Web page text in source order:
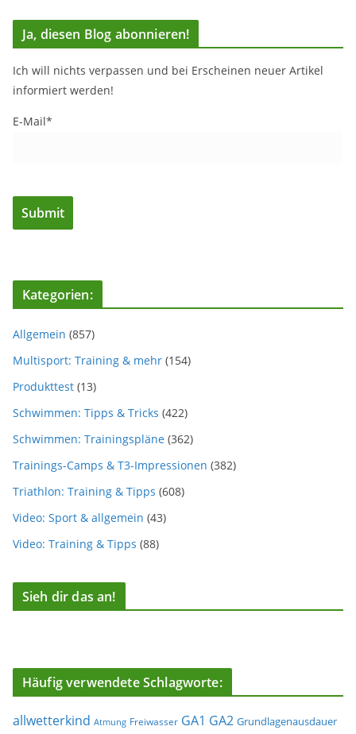
Ja, diesen Blog abonnieren!
Ich will nichts verpassen und bei Erscheinen neuer Artikel
informiert werden!
E-Mail*
Kategorien:
Allgemein (857)
Multisport: Training & mehr (154)
Produkttest (13)
Schwimmen: Tipps & Tricks (422)
Schwimmen: Trainingspläne (362)
Trainings-Camps & T3-Impressionen (382)
Triathlon: Training & Tipps (608)
Video: Sport & allgemein (43)
Video: Training & Tipps (88)
Sieh dir das an!
Häufig verwendete Schlagworte:
allwetterkind Atmung Freiwasser GA1 GA2 Grundlagenausdauer